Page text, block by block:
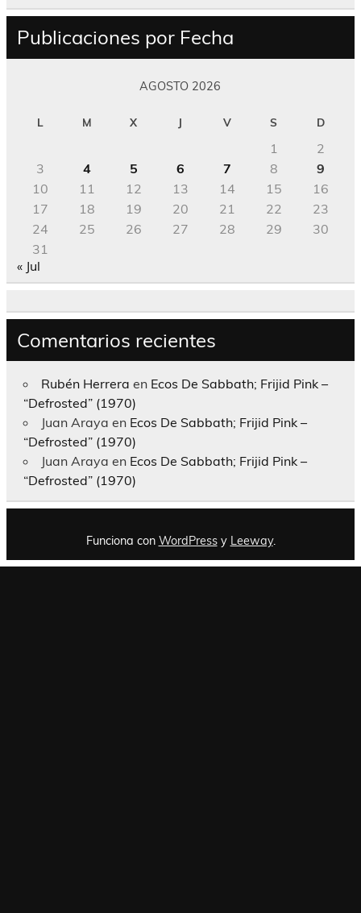
Publicaciones por Fecha
AGOSTO 2026
L M X J V S D
1
2
3
4 5 6 7 8
9
10
11 12 13 14 15
16
17
18 19 20 21 22
23
24
25 26 27 28 29
30
31
« Jul
Comentarios recientes
Rubén Herrera en Ecos De Sabbath; Frijid Pink –
“Defrosted” (1970)
Juan Araya en Ecos De Sabbath; Frijid Pink –
“Defrosted” (1970)
Juan Araya en Ecos De Sabbath; Frijid Pink –
“Defrosted” (1970)
Funciona con WordPressy Leeway.